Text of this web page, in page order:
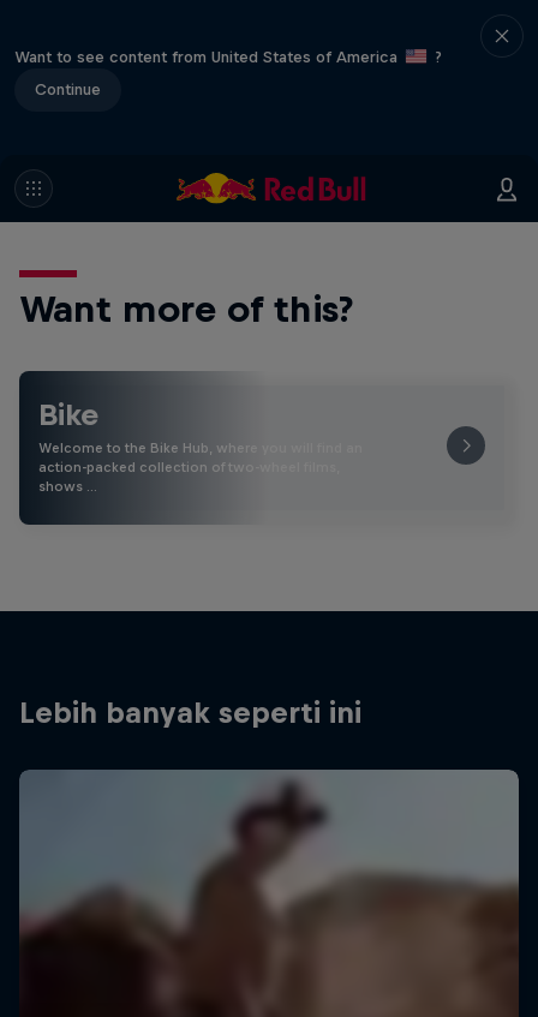
Want to see content from United States of America
?
Continue
Want more of this?
Bike
Welcome to the Bike Hub, where you will find an
action-packed collection of two-wheel films,
shows …
Lebih banyak seperti ini